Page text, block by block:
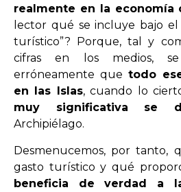
realmente en la economía
lector qué se incluye bajo
turístico”? Porque, tal y
cifras en los medios,
erróneamente que todo
en las Islas, cuando lo
muy significativa se
Archipiélago.
Desmenucemos, por tanto,
gasto turístico y qué
beneficia de verdad a